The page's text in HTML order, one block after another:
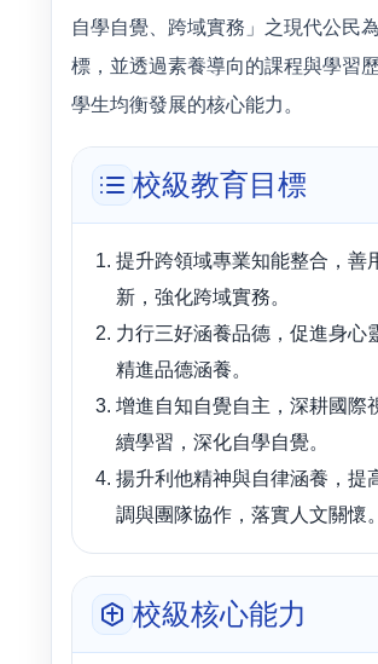
自學自覺、跨域實務」之現代公民
標，並透過素養導向的課程與學習
學生均衡發展的核心能力。
校級教育目標
提升跨領域專業知能整合，善
新，強化跨域實務。
力行三好涵養品德，促進身心
精進品德涵養。
增進自知自覺自主，深耕國際
續學習，深化自學自覺。
揚升利他精神與自律涵養，提
調與團隊協作，落實人文關懷。
校級核心能力